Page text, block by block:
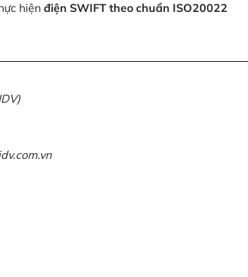
hiệnđiện SWIFT theo chuẩn ISO20022